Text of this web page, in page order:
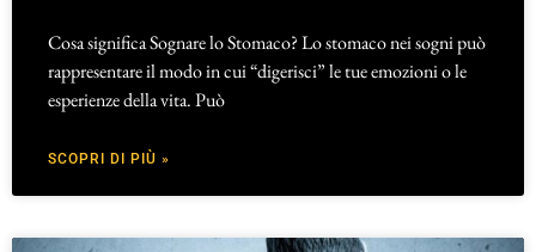
Cosa significa Sognare lo Stomaco? Lo stomaco nei sogni può
rappresentare il modo in cui “digerisci” le tue emozioni o le
esperienze della vita. Può
SCOPRI DI PIÙ »